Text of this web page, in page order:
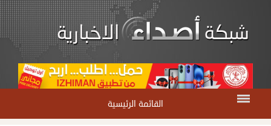
القائمة الرئيسية